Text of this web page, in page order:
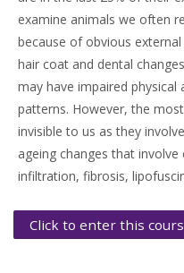
examine animals we often
because of obvious
hair coat and dental
may have impaired
patterns. However, the
invisible to us as they
ageing changes that
infiltration, fibrosis,
Click to enter this